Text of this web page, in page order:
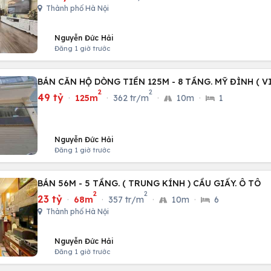
Thành phố Hà Nội
Nguyễn Đức Hải
Đăng 1 giờ trước
BÁN CĂN HỘ DÒNG TIỀN 125M - 8 TẦNG. MỸ ĐÌNH (
49 tỷ · 125m
2
· 362 tr/m
2
· 10m · 1
Nguyễn Đức Hải
Đăng 1 giờ trước
BÁN 56M - 5 TẦNG. ( TRUNG KÍNH ) CẦU GIẤY. Ô TÔ
23 tỷ · 68m
2
· 357 tr/m
2
· 10m · 6
Thành phố Hà Nội
Nguyễn Đức Hải
Đăng 1 giờ trước